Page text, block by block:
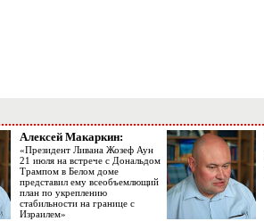
Алексей Макаркин:
«Президент Ливана Жозеф Аун
21 июля на встрече с Дональдом
Трампом в Белом доме
представил ему всеобъемлющий
план по укреплению
стабильности на границе с
Израилем»